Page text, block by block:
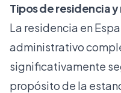
Tipos de residencia
La residencia en
administrativo
significativamente
propósito de la